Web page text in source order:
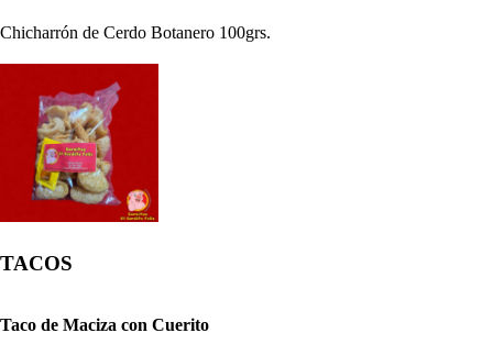
Chicharrón de Cerdo Botanero 100grs.
TACOS
Taco de Maciza con Cuerito